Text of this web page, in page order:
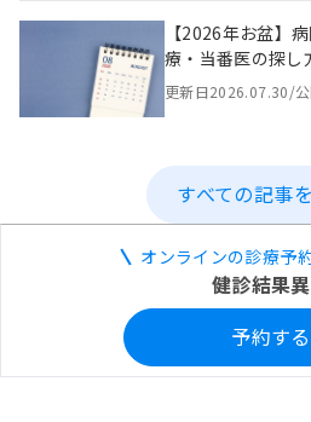
【2026年お盆】
療・当番医の探し
更新日2026.07.30/
すべての記事
オンラインの診療予
健診結果
予約する